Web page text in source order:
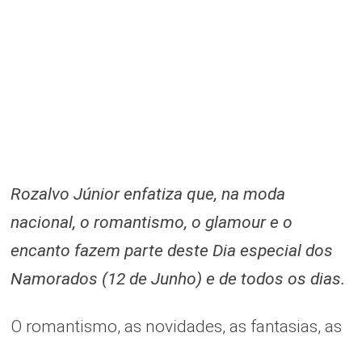
Rozalvo Júnior enfatiza que, na moda
nacional, o romantismo, o glamour e o
encanto fazem parte deste Dia especial dos
Namorados (12 de Junho) e de todos os dias.
O romantismo, as novidades, as fantasias, as